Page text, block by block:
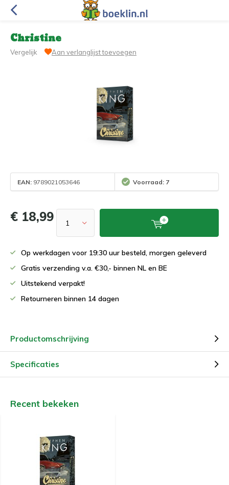
Christine
Vergelijk Aan verlanglijst toevoegen
EAN: 9789021053646 Voorraad: 7
€ 18,99
Op werkdagen voor 19:30 uur besteld, morgen geleverd
Gratis verzending v.a. €30,- binnen NL en BE
Uitstekend verpakt!
Retourneren binnen 14 dagen
Productomschrijving
Specificaties
Recent bekeken